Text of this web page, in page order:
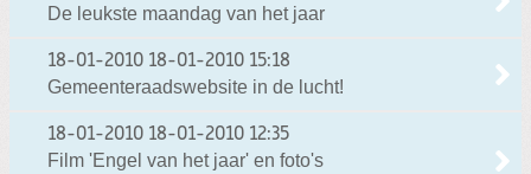
De leukste maandag van het jaar
18-01-2010 18-01-2010 15:18
Gemeenteraadswebsite in de lucht!
18-01-2010 18-01-2010 12:35
Film 'Engel van het jaar' en foto's